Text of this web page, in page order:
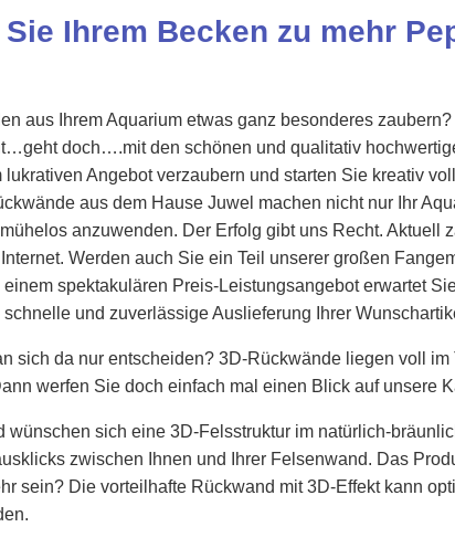
Ihrem Becken zu mehr
aus Ihrem Aquarium etwas ganz besonderes
doch….mit den schönen und qualitativ
Angebot verzaubern und starten Sie kreativ
aus dem Hause Juwel machen nicht nur Ihr
anzuwenden. Der Erfolg gibt uns Recht. Aktuell
Werden auch Sie ein Teil unserer großen
spektakulären Preis-Leistungsangebot erwartet
und zuverlässige Auslieferung Ihrer
sich da nur entscheiden? 3D-Rückwände liegen voll
werfen Sie doch einfach mal einen Blick auf unsere
sich eine 3D-Felsstruktur im natürlich-
zwischen Ihnen und Ihrer Felsenwand. Das
sein? Die vorteilhafte Rückwand mit 3D-Effekt kann